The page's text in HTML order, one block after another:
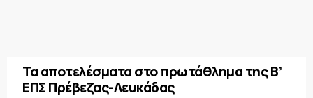
Τα αποτελέσματα στο πρωτάθλημα της Β’
ΕΠΣ Πρέβεζας-Λευκάδας